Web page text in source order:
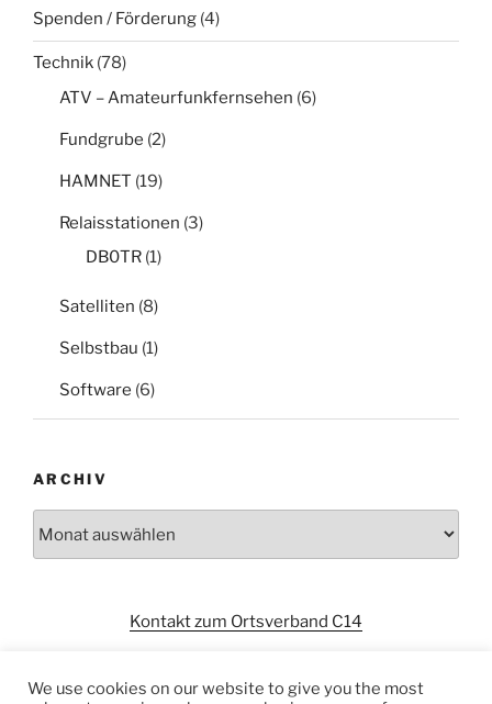
Spenden / Förderung (4)
Technik (78)
ATV – Amateurfunkfernsehen (6)
Fundgrube (2)
HAMNET (19)
Relaisstationen (3)
DB0TR (1)
Satelliten (8)
Selbstbau (1)
Software (6)
ARCHIV
Kontakt zum Ortsverband C14
We use cookies on our website to give you the most